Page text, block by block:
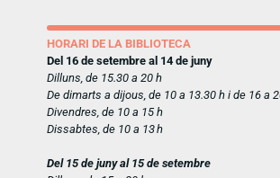
HORARI DE LA BIBLIOTECA
Del 16 de setembre al 14 de juny
Dilluns, de 15.30 a 20 h
De dimarts a dijous, de 10 a 13.30 h i de 16 a
Divendres, de 10 a 15 h
Dissabtes, de 10 a 13 h
Del 15 de juny al 15 de setembre